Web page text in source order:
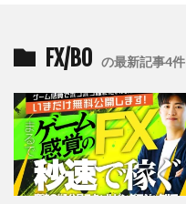
FX/BO の最新記事4件